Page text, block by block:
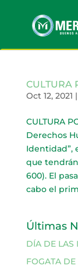
CULTURA
Oct 12, 2021 |
CULTURA
Derechos
Identidad”,
que
600). El
cabo el
Últimas
DÍA DE LAS
FOGATA